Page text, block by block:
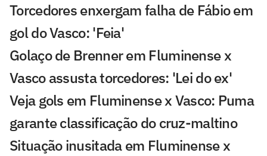
Torcedores enxergam falha de Fábio em
gol do Vasco: 'Feia'
Golaço de Brenner em Fluminense x
Vasco assusta torcedores: 'Lei do ex'
Veja gols em Fluminense x Vasco: Puma
garante classificação do cruz-maltino
Situação inusitada em Fluminense x